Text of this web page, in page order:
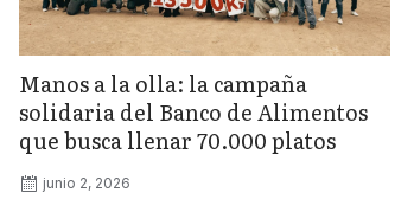
Manos a la olla: la campaña
solidaria del Banco de Alimentos
que busca llenar 70.000 platos
junio 2, 2026